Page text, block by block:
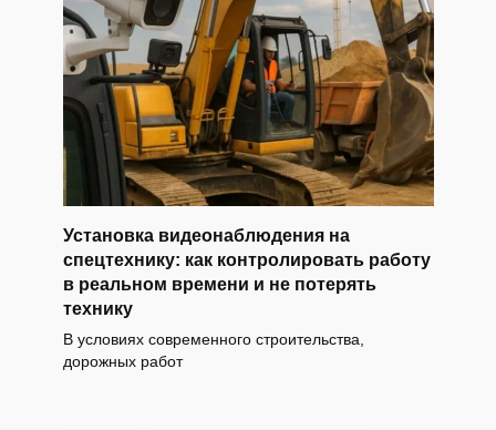
Установка видеонаблюдения на
спецтехнику: как контролировать работу
в реальном времени и не потерять
технику
В условиях современного строительства,
дорожных работ